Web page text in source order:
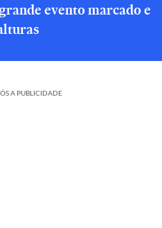
evento marcado e
A PUBLICIDADE